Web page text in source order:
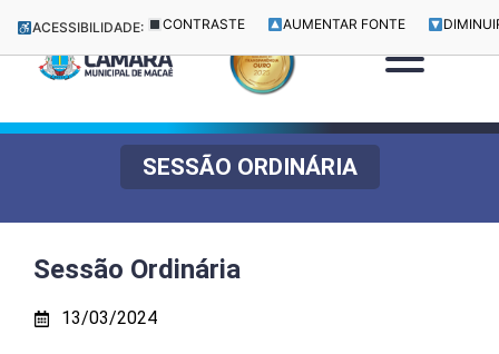
ACESSIBILIDADE: CONTRASTE AUMENTAR FONTE
SESSÃO ORDINÁRIA
Sessão Ordinária
13/03/2024